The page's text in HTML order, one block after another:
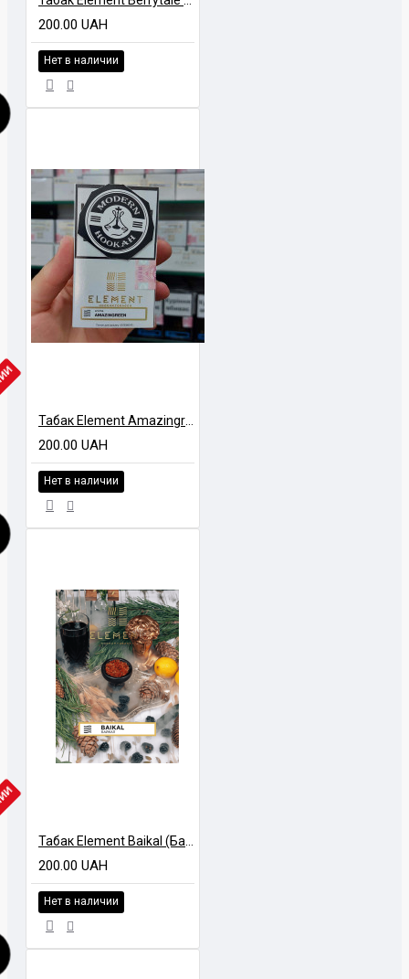
200.00 UAH
Нет в наличии
200.00 UAH
Нет в наличии
200.00 UAH
Нет в наличии